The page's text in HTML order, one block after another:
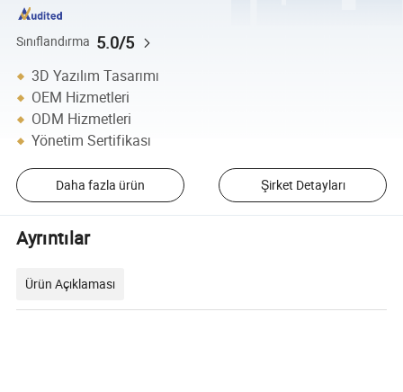
Sınıflandırma 5.0/5
3D Yazılım Tasarımı
OEM Hizmetleri
ODM Hizmetleri
Yönetim Sertifikası
Daha fazla ürün Şirket Detayları
Ayrıntılar
Ürün Açıklaması